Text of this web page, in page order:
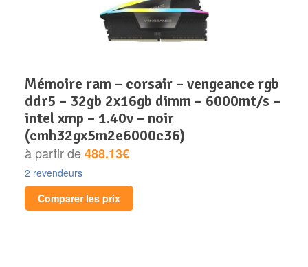
mémoire ram – corsair – vengeance rgb
ddr5 – 32gb 2x16gb dimm – 6000mt/s –
intel xmp – 1.40v – noir
(cmh32gx5m2e6000c36)
à partir de488.13€
2 revendeurs
Comparer les prix